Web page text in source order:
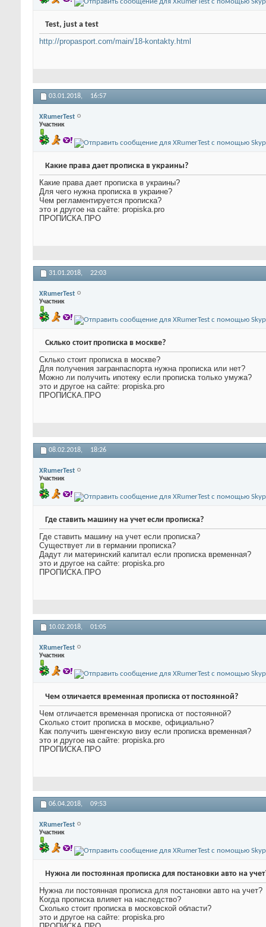
Test, just a test
http://propasport.com/main/18-kontakty.html
03.01.2018, 16:57
XRumerTest
Участник
Какие права дает прописка в украины?
Какие права дает прописка в украины?
Для чего нужна прописка в украине?
Чем регламентируется прописка?
это и другое на сайте: propiska.pro
ПРОПИСКА.ПРО
31.01.2018, 22:03
XRumerTest
Участник
Склько стоит прописка в москве?
Склько стоит прописка в москве?
Для получения загранпаспорта нужна прописка или нет?
Можно ли получить ипотеку если прописка только умужа?
это и другое на сайте: propiska.pro
ПРОПИСКА.ПРО
08.02.2018, 18:26
XRumerTest
Участник
Где ставить машину на учет если прописка?
Где ставить машину на учет если прописка?
Существует ли в германии прописка?
Дадут ли материнский капитал если прописка временная?
это и другое на сайте: propiska.pro
ПРОПИСКА.ПРО
10.02.2018, 01:05
XRumerTest
Участник
Чем отличается временная прописка от постоянной?
Чем отличается временная прописка от постоянной?
Сколько стоит прописка в москве, официально?
Как получить шенгенскую визу если прописка временная?
это и другое на сайте: propiska.pro
ПРОПИСКА.ПРО
06.04.2018, 09:53
XRumerTest
Участник
Нужна ли постоянная прописка для постановки авто на
Нужна ли постоянная прописка для постановки авто на учет?
Когда прописка влияет на наследство?
Сколько стоит прописка в московской области?
это и другое на сайте: propiska.pro